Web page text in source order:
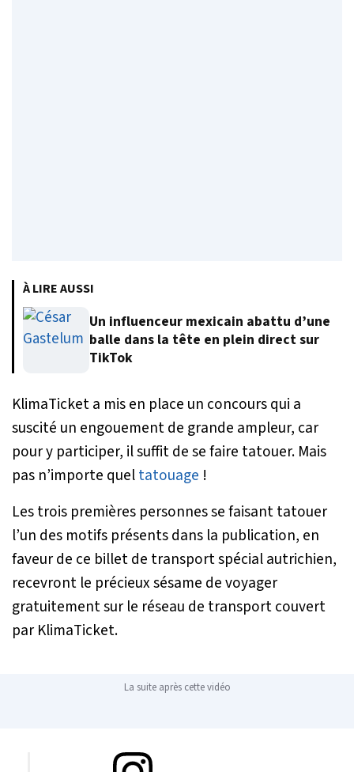
À LIRE AUSSI
Un influenceur mexicain abattu d’une
balle dans la tête en plein direct sur
TikTok
KlimaTicket a mis en place un concours qui a
suscité un engouement de grande ampleur, car
pour y participer, il suffit de se faire tatouer. Mais
pas n’importe queltatouage !
Les trois premières personnes se faisant tatouer
l’un des motifs présents dans la publication, en
faveur de ce billet de transport spécial autrichien,
recevront le précieux sésame de voyager
gratuitement sur le réseau de transport couvert
par KlimaTicket.
La suite après cette vidéo